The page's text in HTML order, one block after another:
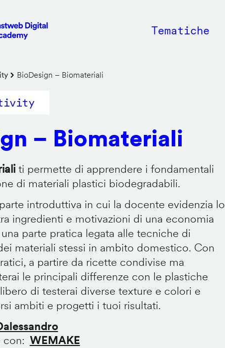
Main
Tematiche
BioDesign – Biomateriali
– Biomateriali
ti permette di apprendere i fondamentali
di materiali plastici biodegradabili.
introduttiva in cui la docente evidenzia lo
ingredienti e motivazioni di una economia
parte pratica legata alle tecniche di
materiali stessi in ambito domestico. Con
a partire da ricette condivise ma
le principali differenze con le plastiche
di testerai diverse texture e colori e
ambiti e progetti i tuoi risultati.
con
WEMAKE